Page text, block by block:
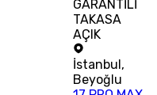
GARANTİLİ
TAKASA
AÇIK
İstanbul,
Beyoğlu